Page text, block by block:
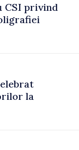
CSI privind
la